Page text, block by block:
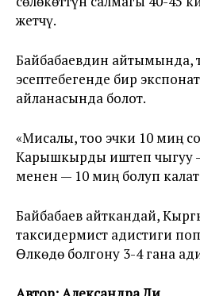
жетчү.
Байбабаевдин айтымында,
эсептебегенде бир
айланасында болот.
«Мисалы, тоо эчки 10 миң
Карышкырды иштеп чыгуу
менен — 10 миң болуп
Байбабаев айткандай,
таксидермист адистиги
Өлкөдө болгону 3-4 гана